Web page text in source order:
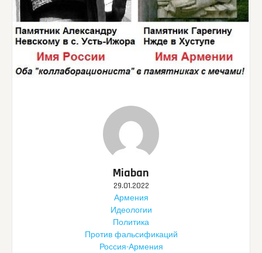
Miaban
29.01.2022
Армения
Идеологии
Политика
Против фальсификаций
Россия-Армения